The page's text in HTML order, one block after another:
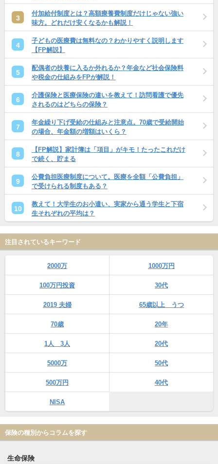
3
付加給付制度とは？高額療養費制度だけじゃない強い
味方。どれだけ安くなるかも解説！
4
子どもの医療費は無料なの？わかりやすく説明します
【FP解説】
5
配偶者の扶養に入るか外れるか？年金など社会保険料
や税金の仕組みをFPが解説！
6
介護保険と医療保険の違いを教えて！訪問看護で優先
されるのはどちらの保険？
7
年金繰り下げ受給の仕組みと注意点。70歳で受給開始
の場合、年金額の増額はいくら？
8
【FP解説】家計簿は「項目」がキモ！たったこれだけ
で続く、貯まる
9
公費負担医療制度について。医療を全額「公費負担」
で受けられる制度もある？
10
教えて！大学生のお小遣い、実家から通う学生と下宿
生それぞれの平均は？
注目されているキーワード
2000万 1000万円
100万円投資 30代
2019 夫婦 65歳以上 うつ
70歳 20年
1人 3人 20代
5000万 50代
500万円 40代
NISA
保険の種別からコラムを探す
生命保険